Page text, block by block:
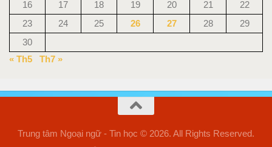
16
17 18 19 20 21
22
23
24 25 26 27 28
29
30
« Th5
Th7 »
Trung tâm Ngoại ngữ - Tin học © 2026. All Rights Reserved.